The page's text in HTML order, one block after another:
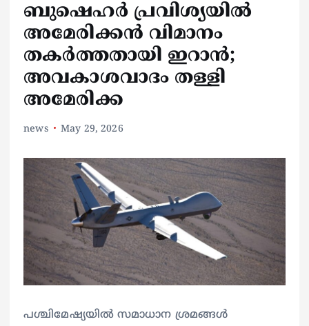
ബുഷെഹർ പ്രവിശ്യയിൽ
അമേരിക്കൻ വിമാനം
തകർത്തതായി ഇറാൻ;
അവകാശവാദം തള്ളി
അമേരിക്ക
news May 29, 2026
പശ്ചിമേഷ്യയിൽ സമാധാന ശ്രമങ്ങൾ